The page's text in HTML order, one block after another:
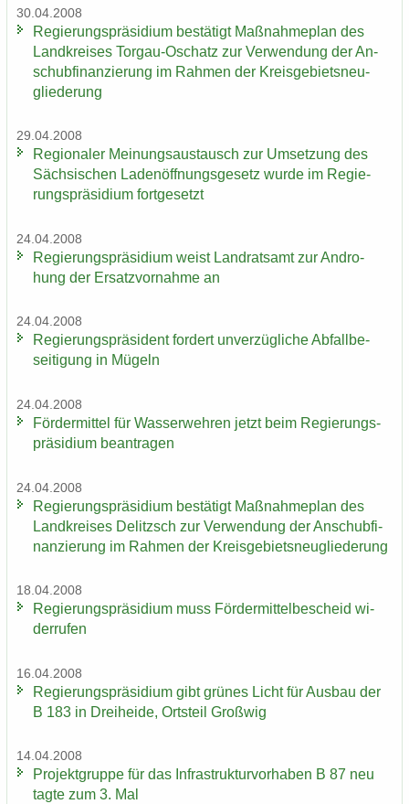
30.04.2008
Re­gie­rungs­prä­si­di­um be­stä­tigt Maß­nah­me­plan des
Land­krei­ses Torgau-​Oschatz zur Ver­wen­dung der An­
schub­fi­nan­zie­rung im Rah­men der Kreis­ge­biets­neu­
glie­de­rung
29.04.2008
Re­gio­na­ler Mei­nungs­aus­tausch zur Um­set­zung des
Säch­si­schen La­den­öff­nungs­ge­setz wurde im Re­gie­
rungs­prä­si­di­um fort­ge­setzt
24.04.2008
Re­gie­rungs­prä­si­di­um weist Land­rats­amt zur An­dro­
hung der Er­satz­vor­nah­me an
24.04.2008
Re­gie­rungs­prä­si­dent for­dert un­ver­züg­li­che Ab­fall­be­
sei­ti­gung in Mü­geln
24.04.2008
För­der­mit­tel für Was­ser­weh­ren jetzt beim Re­gie­rungs­
prä­si­di­um be­an­tra­gen
24.04.2008
Re­gie­rungs­prä­si­di­um be­stä­tigt Maß­nah­me­plan des
Land­krei­ses De­litzsch zur Ver­wen­dung der An­schub­fi­
nan­zie­rung im Rah­men der Kreis­ge­biets­neu­glie­de­rung
18.04.2008
Re­gie­rungs­prä­si­di­um muss För­der­mit­tel­be­scheid wi­
der­ru­fen
16.04.2008
Re­gie­rungs­prä­si­di­um gibt grü­nes Licht für Aus­bau der
B 183 in Drei­hei­de, Orts­teil Groß­wig
14.04.2008
Pro­jekt­grup­pe für das In­fra­struk­tur­vor­ha­ben B 87 neu
tagte zum 3. Mal